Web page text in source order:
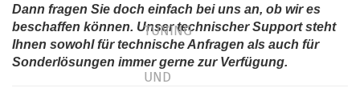
Dann fragen Sie doch einfach bei uns an, ob wir es
beschaffen können. Unser technischer Support steht
Ihnen sowohl für technische Anfragen als auch für
Sonderlösungen immer gerne zur Verfügung.